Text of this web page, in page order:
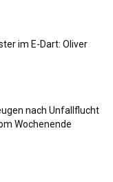
im E-Dart: Oliver
nach Unfallflucht
Wochenende